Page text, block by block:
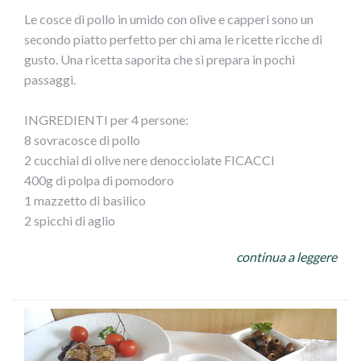
lati 7/8 minuti. Spegnete e lasciate raffreddare.
Preriscaldate il forno a 180 °. Stendete la pasta di pane su
un foglio di carta forno leggermente infarinato allo
spessore di 3/4 mm. Mettete al centro ilpolpettone e
Ricavate dalla restante pasta delle decorazioni e
adagiatele sopra il polpettone. Spennellate il tutto con il
tuorlo sbattuto ed infornate 40 min circa. Sfornate e
servite il polpettone tiepido accompagnato con olive a
piacere.
Le cosce di pollo in umido con olive e capperi sono un
secondo piatto perfetto per chi ama le ricette ricche di
gusto. Una ricetta saporita che si prepara in pochi
passaggi.
INGREDIENTI per 4 persone:
8 sovracosce di pollo
2 cucchiai di olive nere denocciolate FICACCI
400g di polpa di pomodoro
1 mazzetto di basilico
2 spicchi di aglio
Zucchero
continua a leggere